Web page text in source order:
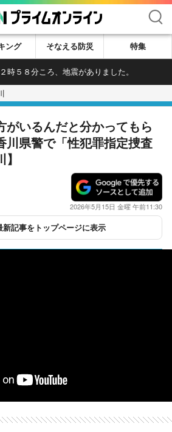
検索
ング そなえる防災 特集
時５８分ころ、地震がありました。
がいるんだと分かってもら
川県警で「性犯罪指定捜査
2026年5月15日 金曜 午前11:30
新記事をトップページに表示